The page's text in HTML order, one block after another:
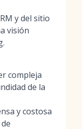
y del sitio
visión
compleja
de la
y costosa